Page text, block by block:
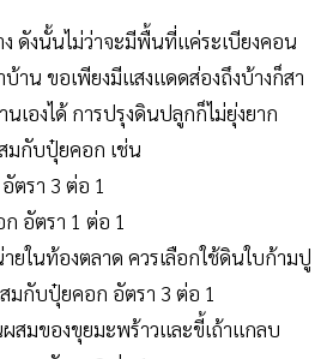
ง ดังนั้นไม่ว่าจะมีพื้นที่แค่ระเบียงคอน
าน ขอเพียงมีแสงแดดส่องถึงบ้างก็สา
เองได้ การปรุงดินปลูกก็ไม่ยุ่งยาก
มกับปุ๋ยคอก เช่น
รา 3 ต่อ 1
อัตรา 1 ต่อ 1
ในท้องตลาด ควรเลือกใช้ดินใบก้ามปู
มกับปุ๋ยคอก อัตรา 3 ต่อ 1
สมของขุยมะพร้าวและขี้เถ้าแกลบ